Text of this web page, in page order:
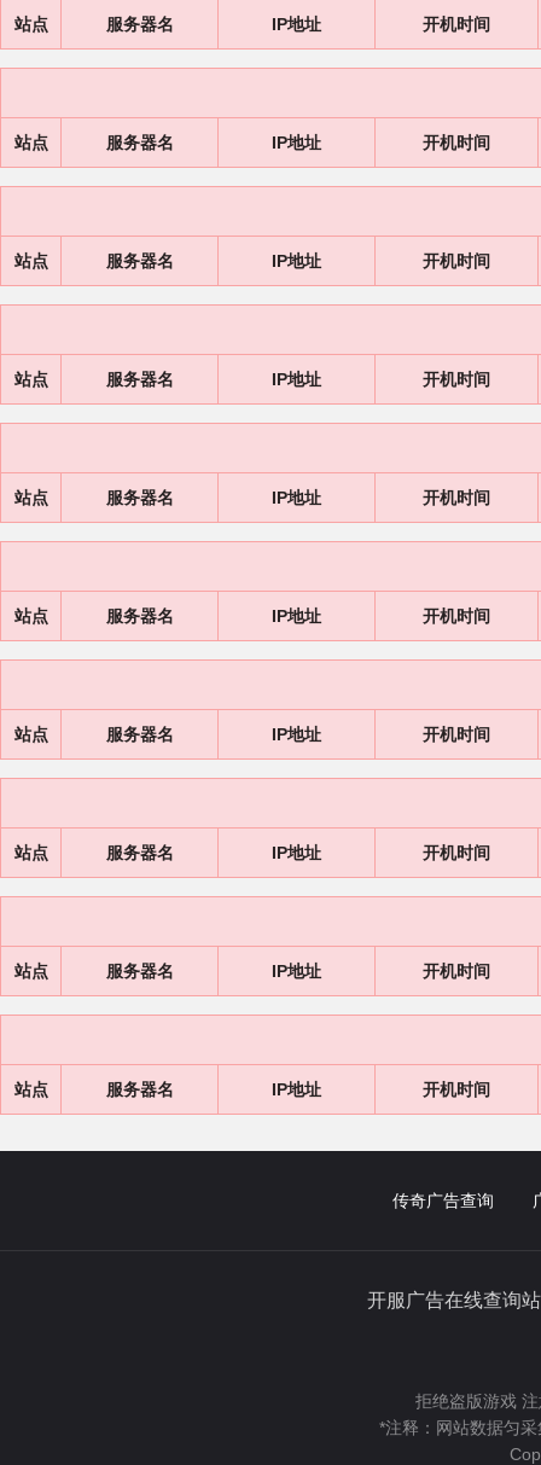
站点 服务器名 IP地址 开机时间
站点 服务器名 IP地址 开机时间
站点 服务器名 IP地址 开机时间
站点 服务器名 IP地址 开机时间
站点 服务器名 IP地址 开机时间
站点 服务器名 IP地址 开机时间
站点 服务器名 IP地址 开机时间
站点 服务器名 IP地址 开机时间
站点 服务器名 IP地址 开机时间
站点 服务器名 IP地址 开机时间
传奇广告查询
开服广告在线查
拒绝盗版游戏
*注释：网站数据匀